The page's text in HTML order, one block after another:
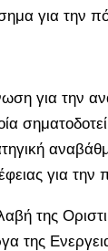
για την
για την
για την
της
της